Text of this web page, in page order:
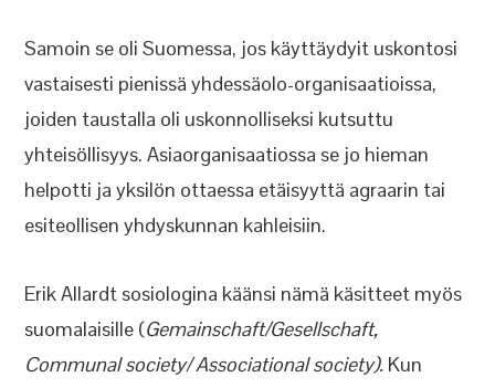
Samoin se oli Suomessa, jos käyttäydyit uskontosi
vastaisesti pienissä yhdessäolo-organisaatioissa,
joiden taustalla oli uskonnolliseksi kutsuttu
yhteisöllisyys. Asiaorganisaatiossa se jo hieman
helpotti ja yksilön ottaessa etäisyyttä agraarin tai
esiteollisen yhdyskunnan kahleisiin.
Erik Allardt sosiologina käänsi nämä käsitteet myös
suomalaisille (Gemainschaft/Gesellschaft,
Communal society/ Associational society). Kun